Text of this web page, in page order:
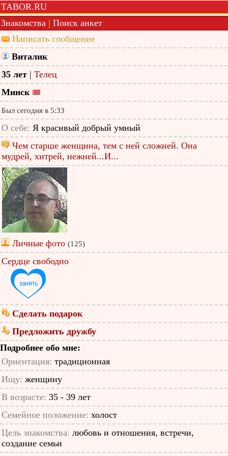
TABOR.RU
Знакомства | Поиск анкет
Написать сообщение
Виталик
35 лет | Телец
Минск
Был сегодня в 5:33
О себе: Я красивый добрый умный
Чем старше женщина, тем с ней сложней. Она
мудрей, хитрей, нежней...И...
Личные фото (125)
Сердце свободно
Сделать подарок
Предложить дружбу
Подробнее обо мне:
Ориентация: традиционная
Ищу: женщину
В возрасте: 35 - 39 лет
Семейное положение: холост
Цель знакомства: любовь и отношения, встречи,
создание семьи